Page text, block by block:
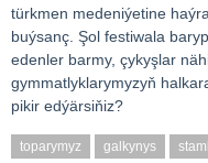
türkmen medeniýetine
buýsanç. Şol festiwala
edenler barmy, çykyşlar
gymmatlyklarymyzyň
pikir edýärsiňiz?
toparymyz galkynys